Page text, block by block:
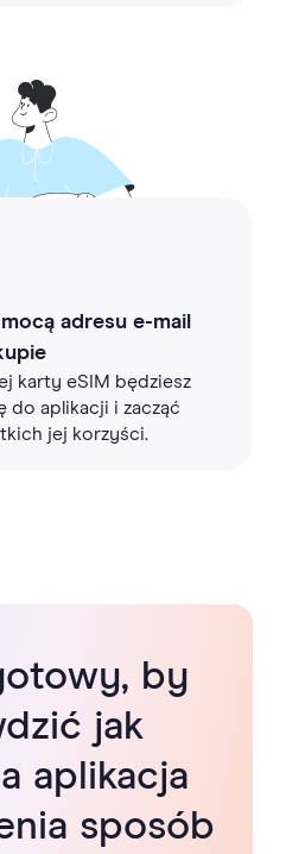
adresu e-mail
karty eSIM będziesz
do aplikacji i zacząć
jej korzyści.
by
jak
aplikacja
sposób